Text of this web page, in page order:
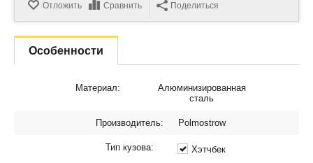
Отложить Сравнить Поделиться
Особенности
Материал:
Алюминизированная
сталь
Производитель: Polmostrow
Тип кузова: Хэтчбек